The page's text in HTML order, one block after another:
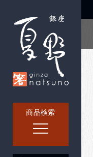
商品検索